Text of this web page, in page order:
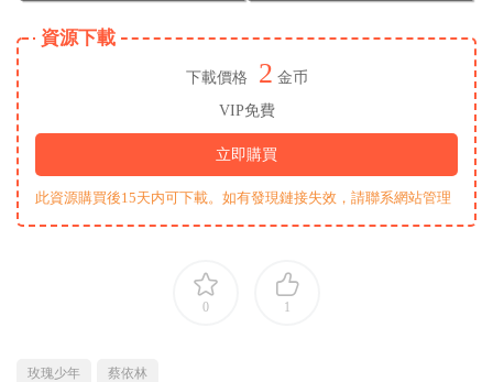
資源下載
下載價格 2 金币
VIP免費
立即購買
此資源購買後15天内可下載。如有發現鏈接失效，請聯系網站管理
0 1
玫瑰少年 蔡依林